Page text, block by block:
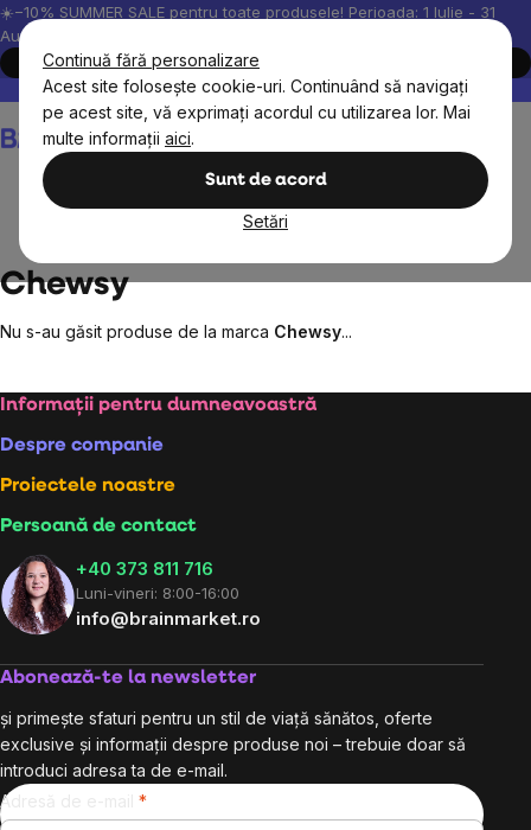
Continuă fără personalizare
Acest site folosește cookie-uri. Continuând să navigați
pe acest site, vă exprimați acordul cu utilizarea lor. Mai
multe informații aici.
Sunt de acord
Setări
Treci
la
conținut
☀️−10% SUMMER SALE pentru toate produsele! Perioada: 1 Iulie - 31
August, 2026.
Cumpără acum
Peste 200.000 de recenzii verificate
Produsele noastre sunt
Coş
de
Chewsy
Nu s-au găsit produse de la marca Chewsy...
Subsol
Informații pentru dumneavoastră
Despre companie
Proiectele noastre
Persoană de contact
+40 373 811 716
Luni-vineri: 8:00-16:00
info@brainmarket.ro
Abonează-te la newsletter
și primește sfaturi pentru un stil de viață sănătos, oferte
exclusive și informații despre produse noi – trebuie doar să
introduci adresa ta de e-mail.
Adresă de e-mail